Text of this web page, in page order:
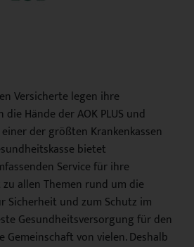
Versicherte legen ihre
Hände der AOK PLUS und
der größten Krankenkassen
bietet
Service für ihre
allen Themen rund um die
Sicherheit und zum Schutz im
Gesundheitsversorgung für den
Gemeinschaft von vielen. Deshalb